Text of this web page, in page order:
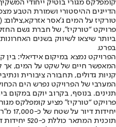
קומפלקס מגורי בוטיק ייחודי
הדייגים ההיסטורי ושמורת הטבע
טורקיז על המים ג׳אסר אזרקא,צילום:
פרויקט “טורקיז", של חברת גשם
ביותר שיצאו לשיווק בשנים
בפרט.
הפרויקט נמצא במיקום אידיאלי: בין
המאפשר חיים של שקט על המים, אך
קניות גדולים, תחבורה ציבורית
המערבי של הפרויקט נפרש הים
תנינים. בנוסף, בקרוב יוקם במקום